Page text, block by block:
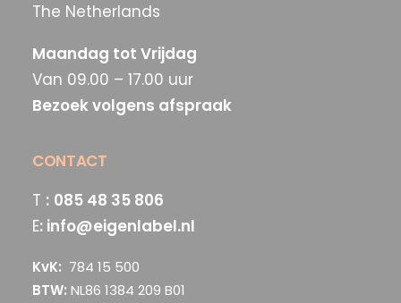
The Netherlands
Maandag tot Vrijdag
Van 09.00 – 17.00 uur
Bezoek volgens afspraak
CONTACT
T : 085 48 35 806
E: info@eigenlabel.nl
KvK: 784 15 500
BTW: NL86 1384 209 B01